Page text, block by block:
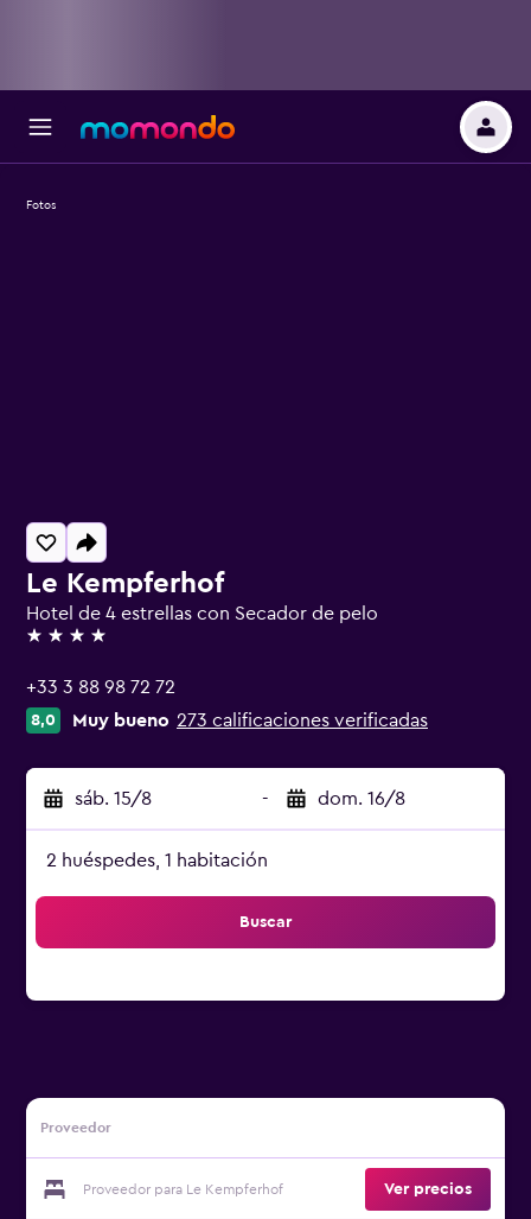
Le Kempferhof
Hotel de 4 estrellas con Secador de pelo
4 estrellas
+33 3 88 98 72 72
8,0 Muy bueno 273 calificaciones verificadas
sáb. 15/8 - dom. 16/8
2 huéspedes, 1 habitación
Buscar
Proveedor
Proveedor para Le Kempferhof Ver precios
Fotos